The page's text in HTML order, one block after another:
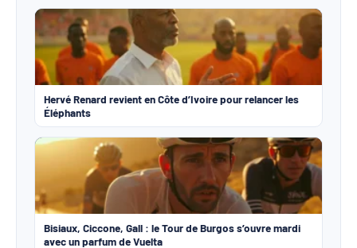
Hervé Renard revient en Côte d’Ivoire pour relancer les
Éléphants
Bisiaux, Ciccone, Gall : le Tour de Burgos s’ouvre mardi
avec un parfum de Vuelta